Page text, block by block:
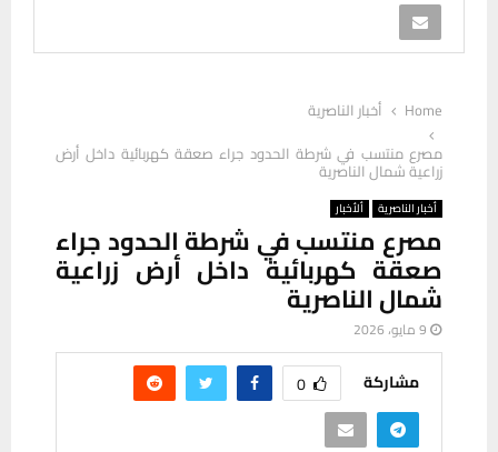
Home
أخبار الناصرية
مصرع منتسب في شرطة الحدود جراء صعقة كهربائية داخل أرض
زراعية شمال الناصرية
أخبار الناصرية ألأخبار
مصرع منتسب في شرطة الحدود جراء
صعقة كهربائية داخل أرض زراعية
شمال الناصرية
9 مايو، 2026
مشاركة 0